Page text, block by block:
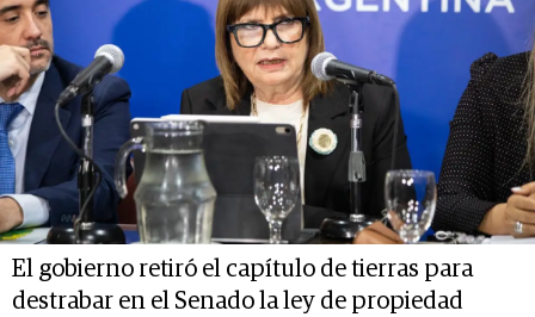
El gobierno retiró el capítulo de tierras para
destrabar en el Senado la ley de propiedad